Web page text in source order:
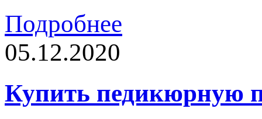
Подробнее
05.12.2020
Купить педикюрную